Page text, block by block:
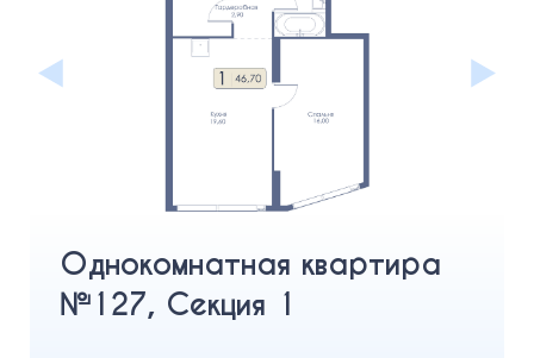
Однокомнатная квартира
№127, Секция 1